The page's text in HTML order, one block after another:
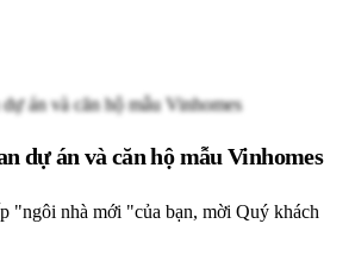
dự án và căn hộ mẫu Vinhomes
"ngôi nhà mới "của bạn, mời Quý khách